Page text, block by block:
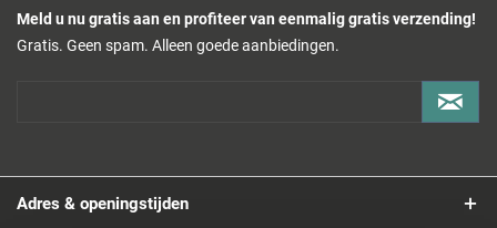
Meld u nu gratis aan en profiteer van eenmalig gratis verzending!
Gratis. Geen spam. Alleen goede aanbiedingen.
Adres & openingstijden